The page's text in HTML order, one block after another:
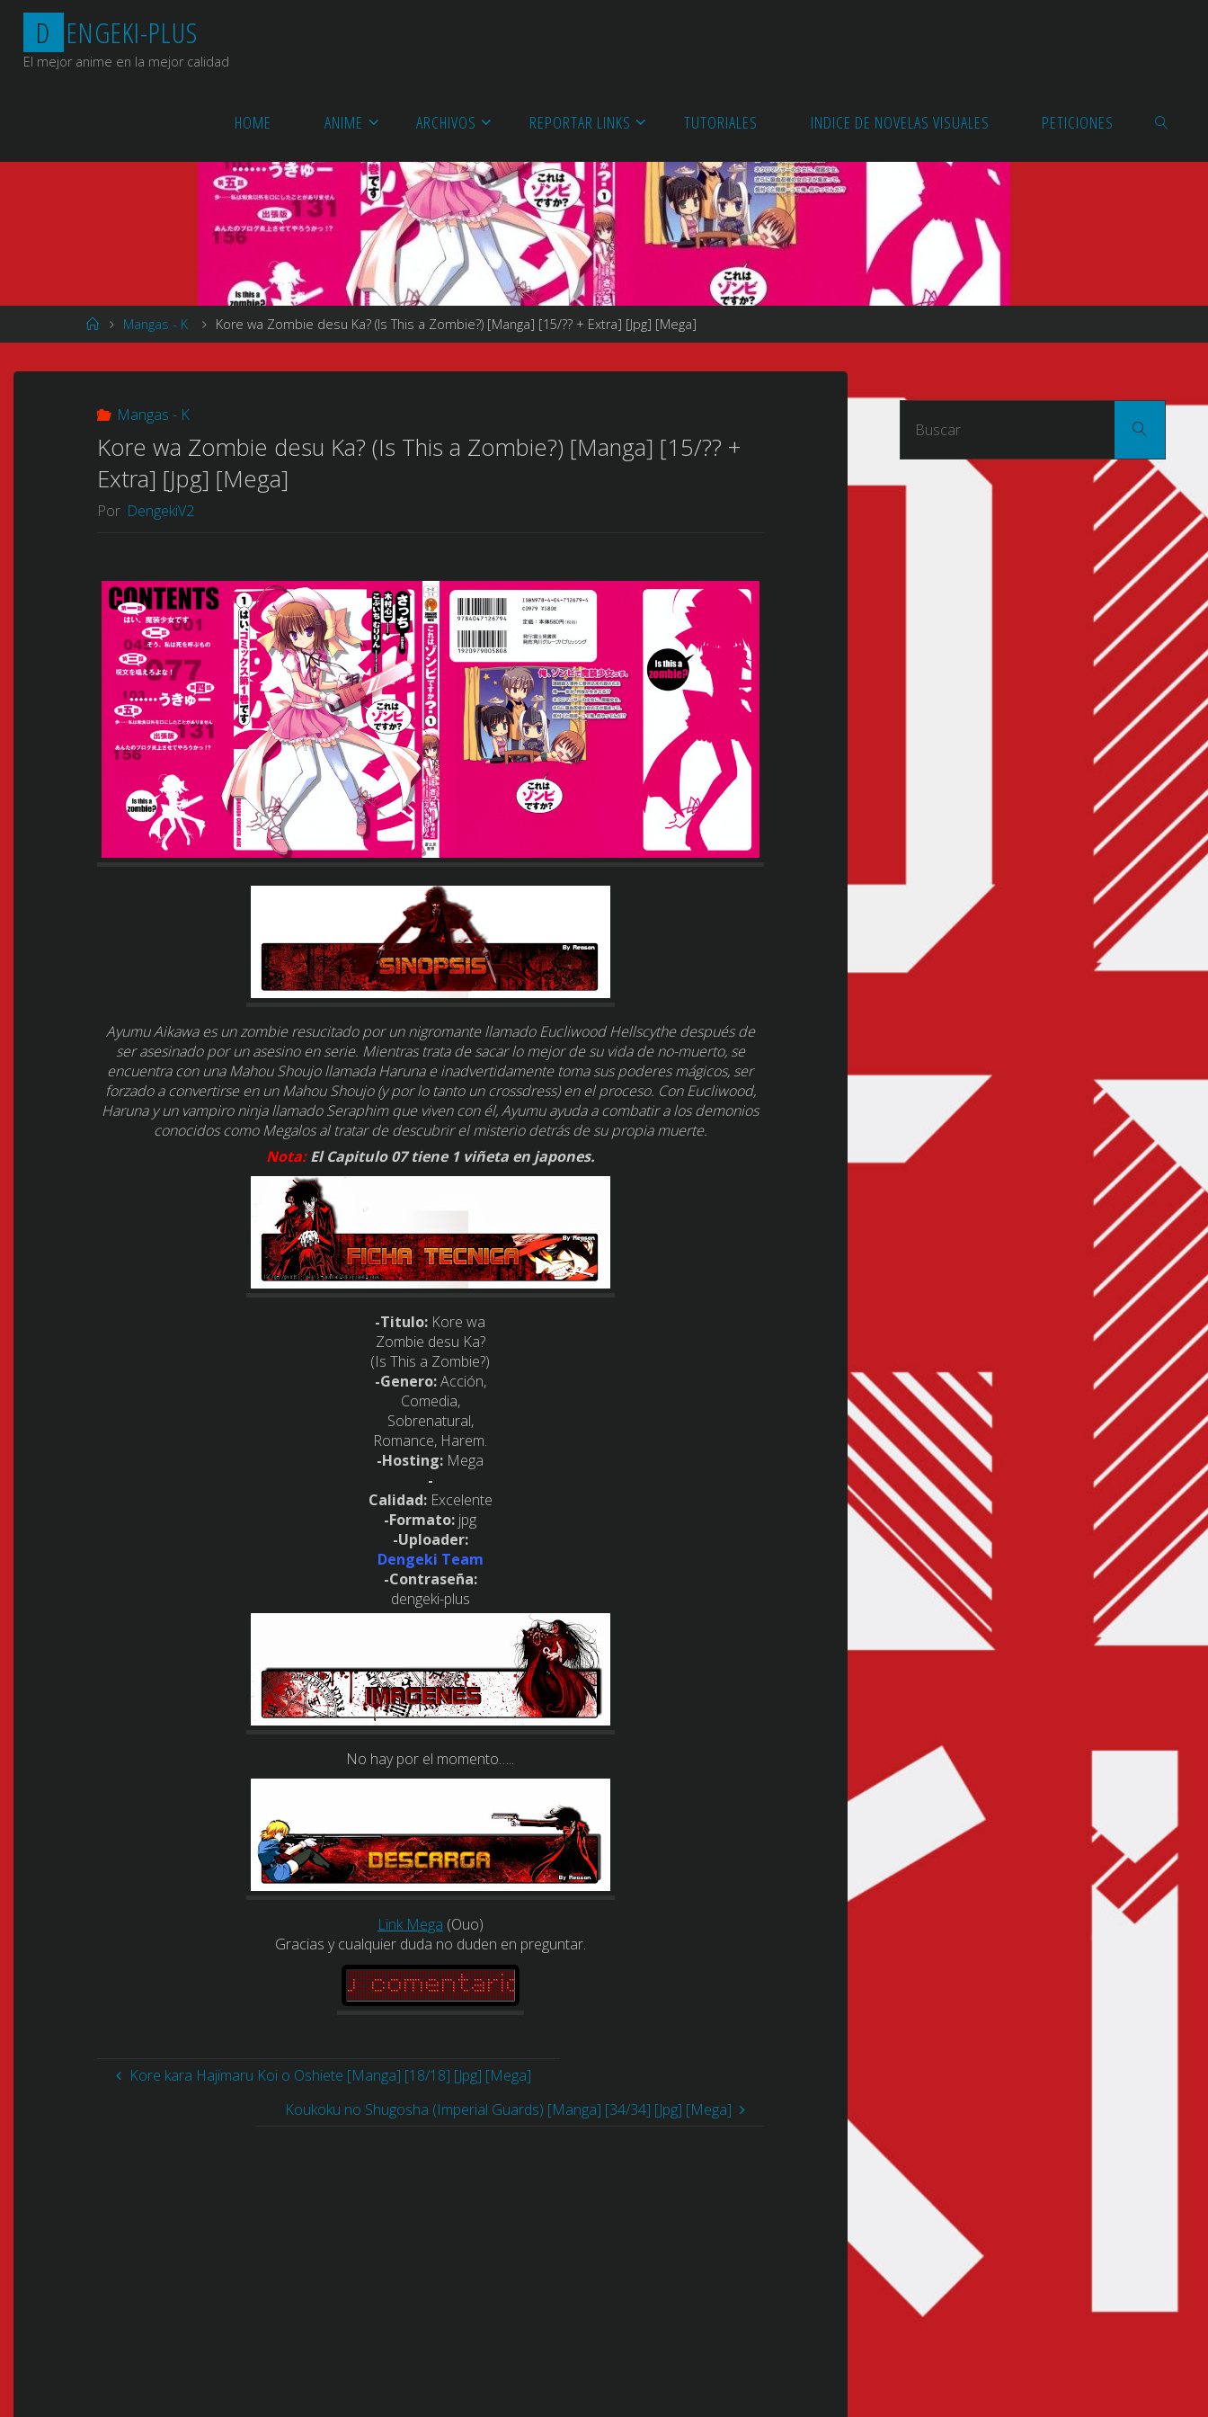
Saltar
contenido
D ENGEKI-PLUS
El mejor anime en la mejor calidad
HOME ANIME ARCHIVOS REPORTAR LINKS TUTORIALES INDICE DE NOVELAS VISUALES PETICIONES
Página
de
Mangas - K Kore wa Zombie desu Ka? (Is This a Zombie?) [Manga] [15/?? + Extra] [Jpg] [Mega]
Mangas - K
Kore wa Zombie desu Ka? (Is This a Zombie?) [Manga] [15/?? +
Extra] [Jpg] [Mega]
Por DengekiV2
Ayumu Aikawa es un zombie resucitado por un nigromante llamado Eucliwood Hellscythe después de
ser asesinado por un asesino en serie. Mientras trata de sacar lo mejor de su vida de no-muerto, se
encuentra con una Mahou Shoujo llamada Haruna e inadvertidamente toma sus poderes mágicos, ser
forzado a convertirse en un Mahou Shoujo (y por lo tanto un crossdress) en el proceso. Con Eucliwood,
Haruna y un vampiro ninja llamado Seraphim que viven con él, Ayumu ayuda a combatir a los demonios
conocidos como Megalos al tratar de descubrir el misterio detrás de su propia muerte.
Nota:El Capitulo 07 tiene 1 viñeta en japones.
-Titulo: Kore wa
Zombie desu Ka?
(Is This a Zombie?)
-Genero:Acción,
Comedia,
Sobrenatural,
Romance, Harem.
-Hosting: Mega
-
Calidad:Excelente
-Formato: jpg
-Uploader:
Dengeki Team
-Contraseña:
dengeki-plus
No hay por el momento…..
Link Mega (Ouo)
Gracias y cualquier duda no duden en preguntar.
Kore kara Hajimaru Koi o Oshiete [Manga] [18/18] [Jpg] [Mega]
Koukoku no Shugosha (Imperial Guards) [Manga] [34/34] [Jpg] [Mega]
Buscar